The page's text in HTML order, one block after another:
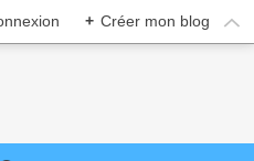
+ Créer mon blog